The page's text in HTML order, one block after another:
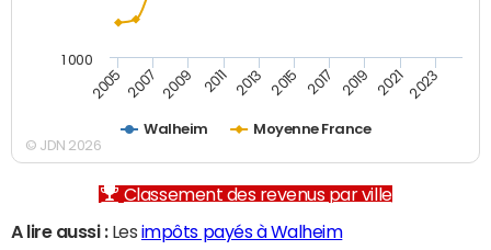
Walheim Moyenne France
2005 2007 2009 2011 2013 2015 2017 2019 2021 2023
1 000
© JDN 2026
Classement des revenus par ville
A lire aussi :Les impôts payés à Walheim